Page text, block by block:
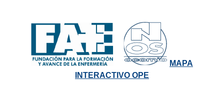
MAPA
INTERACTIVO OPE